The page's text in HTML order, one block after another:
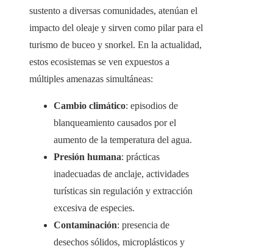
sustento a diversas comunidades, atenúan el
impacto del oleaje y sirven como pilar para el
turismo de buceo y snorkel. En la actualidad,
estos ecosistemas se ven expuestos a
múltiples amenazas simultáneas:
Cambio climático: episodios de
blanqueamiento causados por el
aumento de la temperatura del agua.
Presión humana: prácticas
inadecuadas de anclaje, actividades
turísticas sin regulación y extracción
excesiva de especies.
Contaminación: presencia de
desechos sólidos, microplásticos y